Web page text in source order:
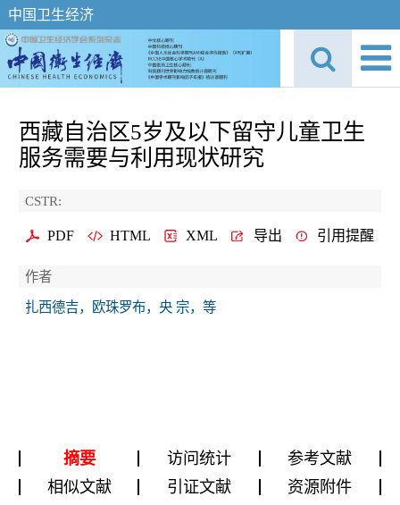
中国卫生经济
西藏自治区5岁及以下留守儿童卫生
服务需要与利用现状研究
CSTR:
PDF HTML XML 导出 引用提醒
作者
扎西德吉，欧珠罗布，央 宗，等
摘要 访问统计
参考文献
相似文献
引证文献 资源附件